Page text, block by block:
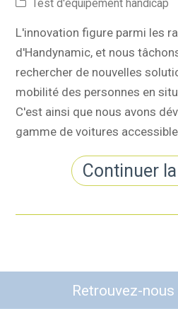
Test d'équipement handicap
L'innovation figure parmi les
d'Handynamic, et nous
rechercher de nouvelles
mobilité des personnes en
C'est ainsi que nous avons
gamme de voitures
Continuer
Retrouvez-